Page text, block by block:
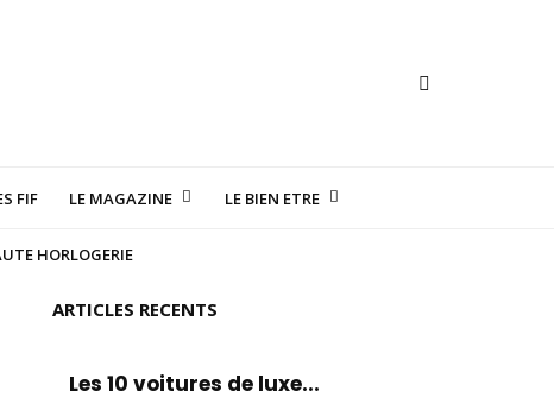
FIF LE MAGAZINE LE BIEN ETRE
HORLOGERIE
ARTICLES RECENTS
Les 10 voitures de luxe...